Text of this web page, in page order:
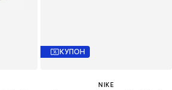
КУПОН
NIKE